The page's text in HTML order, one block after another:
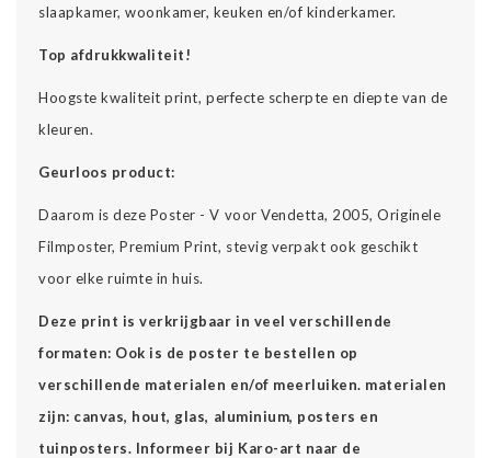
slaapkamer, woonkamer, keuken en/of kinderkamer.
Top afdrukkwaliteit!
Hoogste kwaliteit print, perfecte scherpte en diepte van de
kleuren.
Geurloos product:
Daarom is deze Poster - V voor Vendetta, 2005, Originele
Filmposter, Premium Print, stevig verpakt ook geschikt
voor elke ruimte in huis.
Deze print is verkrijgbaar in veel verschillende
formaten: Ook is de poster te bestellen op
verschillende materialen en/of meerluiken. materialen
zijn: canvas, hout, glas, aluminium, posters en
tuinposters. Informeer bij Karo-art naar de